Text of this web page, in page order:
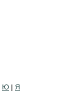
Ю | Я